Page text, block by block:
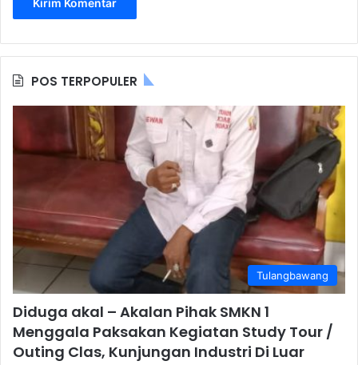
POS TERPOPULER
Tulangbawang
Diduga akal – Akalan Pihak SMKN 1
Menggala Paksakan Kegiatan Study Tour /
Outing Clas, Kunjungan Industri Di Luar